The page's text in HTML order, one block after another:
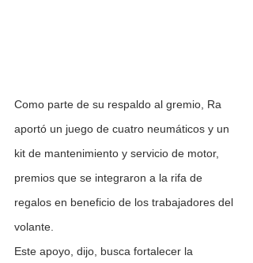
Como parte de su respaldo al gremio, Ra
aportó un juego de cuatro neumáticos y un
kit de mantenimiento y servicio de motor,
premios que se integraron a la rifa de
regalos en beneficio de los trabajadores del
volante.
Este apoyo, dijo, busca fortalecer la